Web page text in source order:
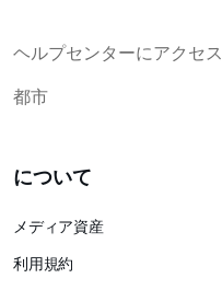
ヘルプセンターにアクセス
都市
について
メディア資産
利用規約